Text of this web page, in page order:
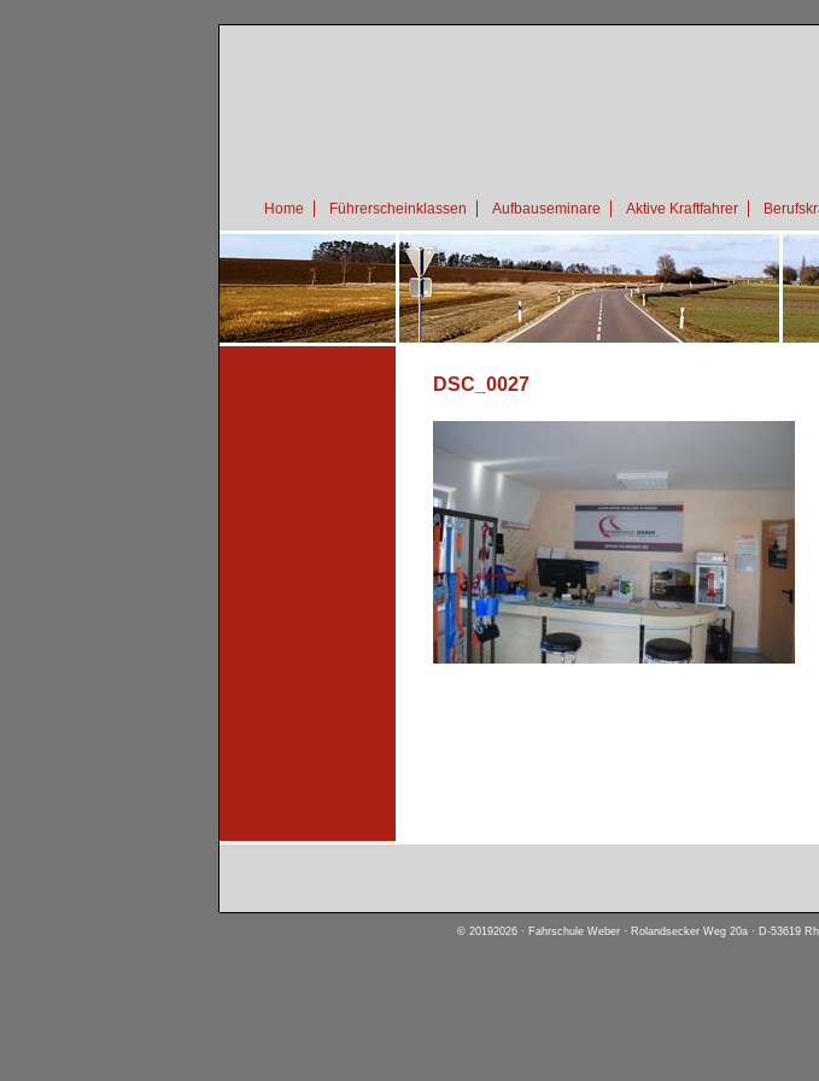
Home Führerscheinklassen Aufbauseminare Aktive Kraftfahrer
DSC_0027
© 20192026 · Fahrschule Weber · Rolandsecker Weg 20a · D-53619